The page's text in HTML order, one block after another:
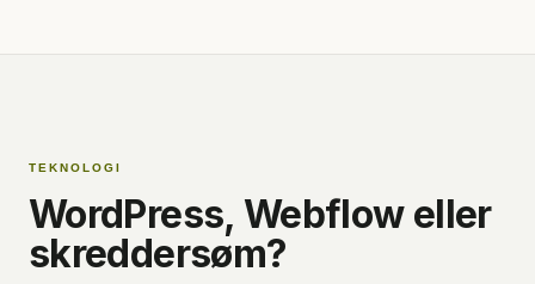
TEKNOLOGI
WordPress, Webflow eller
skreddersøm?